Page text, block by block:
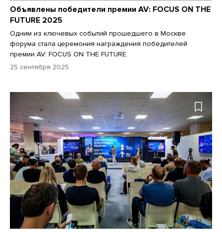
Объявлены победители премии AV: FOCUS ON THE
FUTURE 2025
Одним из ключевых событий прошедшего в Москве
форума стала церемония награждения победителей
премии AV: FOCUS ON THE FUTURE.
25 сентября 2025